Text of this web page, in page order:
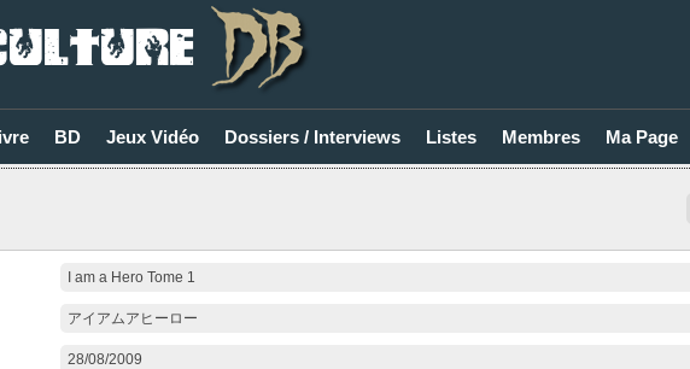
BD Jeux Vidéo Dossiers / Interviews Listes Membres Ma Page
I am a Hero Tome 1
アイアムアヒーロー
28/08/2009